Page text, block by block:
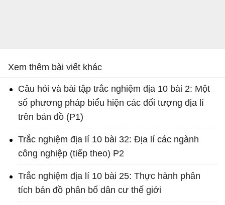
Xem thêm bài viết khác
Câu hỏi và bài tập trắc nghiệm địa 10 bài 2: Một
số phương pháp biểu hiện các đối tượng địa lí
trên bản đồ (P1)
Trắc nghiệm địa lí 10 bài 32: Địa lí các ngành
công nghiệp (tiếp theo) P2
Trắc nghiệm địa lí 10 bài 25: Thực hành phân
tích bản đồ phân bố dân cư thế giới